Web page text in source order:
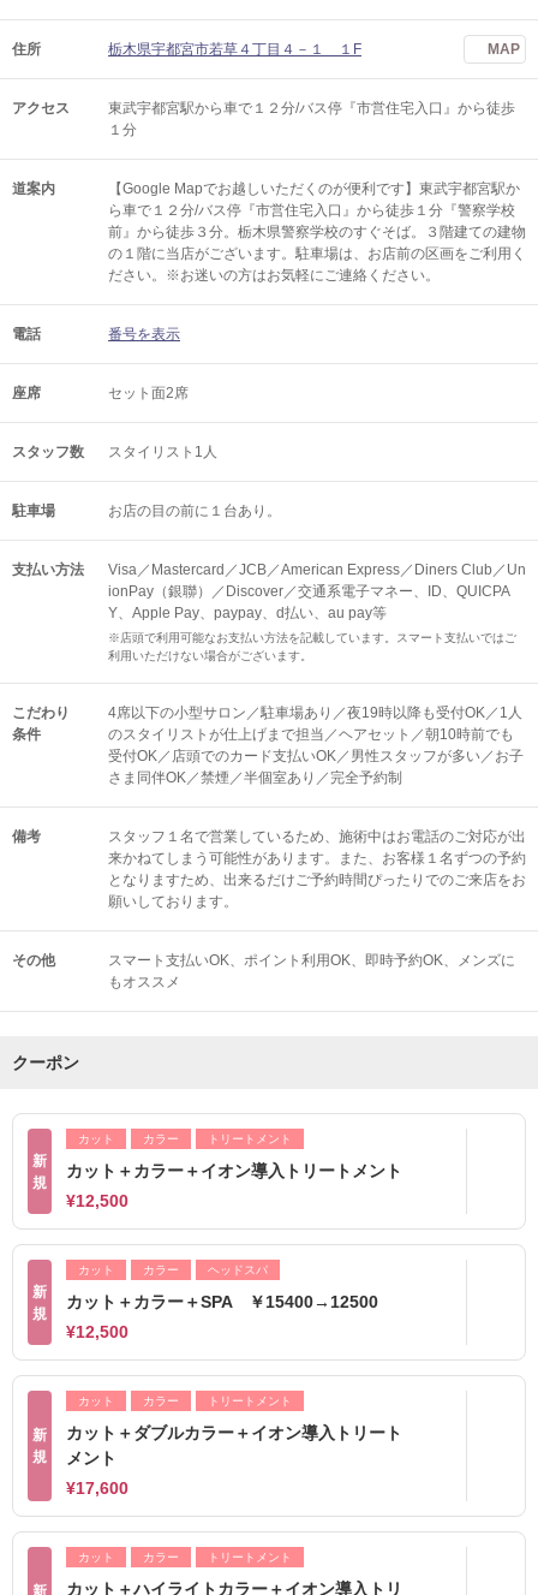
住所 栃木県宇都宮市若草４丁目４－１ １F MAP
アクセス
東武宇都宮駅から車で１２分/バス停『市営住宅入口』から徒歩
１分
道案内
【Google Mapでお越しいただくのが便利です】東武宇都宮駅か
ら車で１２分/バス停『市営住宅入口』から徒歩１分『警察学校
前』から徒歩３分。栃木県警察学校のすぐそば。３階建ての建物
の１階に当店がございます。駐車場は、お店前の区画をご利用く
ださい。※お迷いの方はお気軽にご連絡ください。
電話 番号を表示
座席 セット面2席
スタッフ数 スタイリスト1人
駐車場 お店の目の前に１台あり。
支払い方法
Visa／Mastercard／JCB／American Express／Diners Club／Un
ionPay（銀聯）／Discover／交通系電子マネー、ID、QUICPA
Y、Apple Pay、paypay、d払い、au pay等
※店頭で利用可能なお支払い方法を記載しています。スマート支払いではご
利用いただけない場合がございます。
こだわり
条件
4席以下の小型サロン／駐車場あり／夜19時以降も受付OK／1人
のスタイリストが仕上げまで担当／ヘアセット／朝10時前でも
受付OK／店頭でのカード支払いOK／男性スタッフが多い／お子
さま同伴OK／禁煙／半個室あり／完全予約制
備考
スタッフ１名で営業しているため、施術中はお電話のご対応が出
来かねてしまう可能性があります。また、お客様１名ずつの予約
となりますため、出来るだけご予約時間ぴったりでのご来店をお
願いしております。
その他 スマート支払いOK ポイント利用OK 即時予約OK
メンズに
もオススメ
クーポン
新
規
カット カラー トリートメント
カット＋カラー＋イオン導入トリートメント
¥12,500
新
規
カット カラー ヘッドスパ
カット＋カラー＋SPA ￥15400→12500
¥12,500
新
規
カット カラー トリートメント
カット＋ダブルカラー＋イオン導入トリート
メント
¥17,600
新
カット カラー トリートメント
カット＋ハイライトカラー＋イオン導入トリ